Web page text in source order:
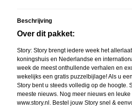
Beschrijving
Over dit pakket:
Story: Story brengt iedere week het
koningshuis en Nederlandse en
week de meest onthullende verhalen en
wekelijks een gratis puzzelbijlage! Als u
Story bent u steeds volledig op de hoogte.
meeste nieuws. Nog meer nieuws en
www.story.nl. Bestel jouw Story snel &